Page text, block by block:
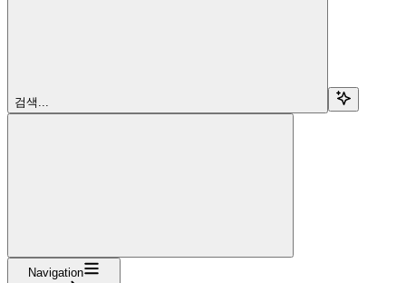
검색...
Navigation